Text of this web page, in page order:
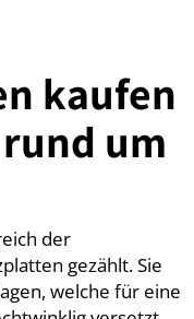
kaufen
um
der
gezählt. Sie
welche für eine